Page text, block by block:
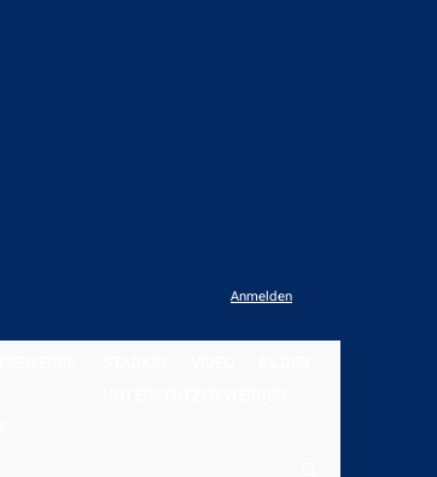
Anmelden